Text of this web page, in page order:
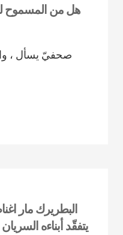
هل من المسموح
صحفيّ يسأل ،
البطريرك مار
يتفقّد أبناءه